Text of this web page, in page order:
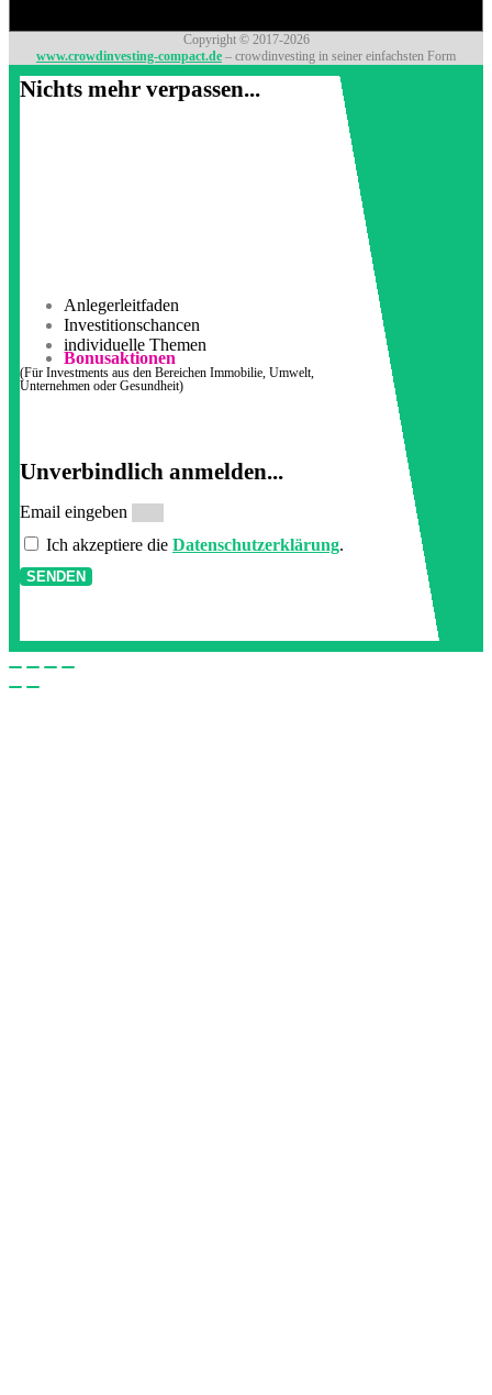
Copyright © 2017-2026
www.crowdinvesting-compact.de – crowdinvesting in seiner einfachsten Form
Nichts mehr verpassen...
Anlegerleitfaden
Investitionschancen
individuelle Themen
Bonusaktionen
(Für Investments aus den Bereichen Immobilie, Umwelt,
Unternehmen oder Gesundheit)
Unverbindlich anmelden...
Email eingeben
Ich akzeptiere die Datenschutzerklärung.
SENDEN